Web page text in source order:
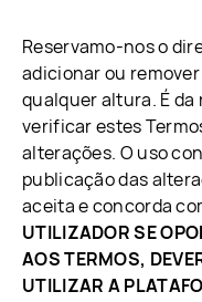
Reservamo-nos o
adicionar ou
qualquer altura. É
verificar estes
alterações. O uso
publicação das
aceita e concorda
UTILIZADOR SE
AOS TERMOS,
UTILIZAR A